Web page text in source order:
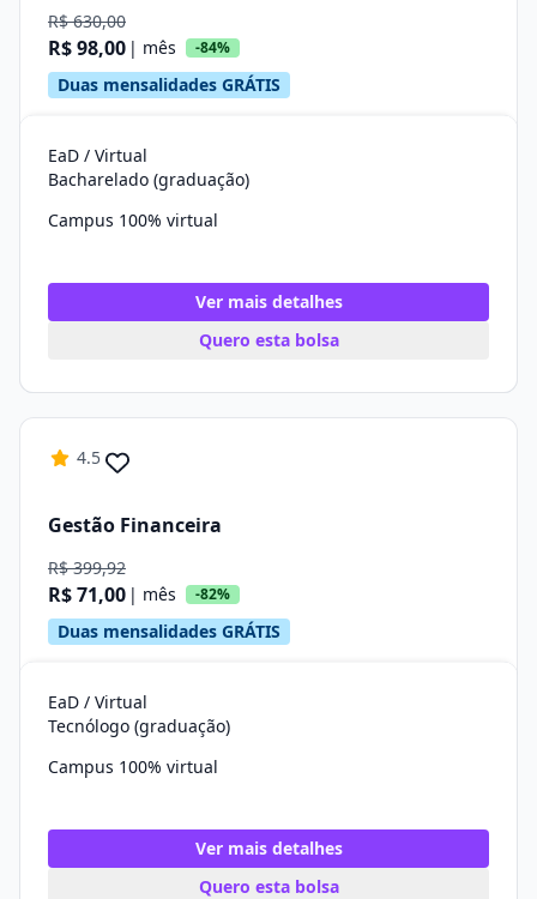
R$ 630,00
R$ 98,00 | mês -84%
Duas mensalidades GRÁTIS
EaD / Virtual
Bacharelado (graduação)
Campus 100% virtual
Ver mais detalhes
Quero esta bolsa
4.5
Gestão Financeira
R$ 399,92
R$ 71,00 | mês -82%
Duas mensalidades GRÁTIS
EaD / Virtual
Tecnólogo (graduação)
Campus 100% virtual
Ver mais detalhes
Quero esta bolsa